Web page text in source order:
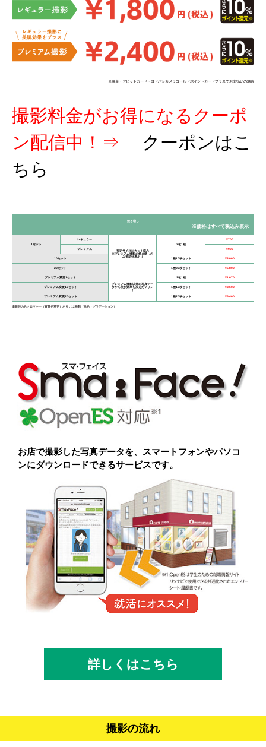
※現金・デビットカード・ヨドバシカメラゴールドポイントカードプラスでお支払いの場合
撮影料金がお得になるクーポ
ン配信中！⇒ クーポンはこ
ちら
焼き増し
※価格はすべて税込み表示
1セット
レギュラー
指定サイズにカット済み
※プレミアム撮影の焼き増しの
み美肌効果あり
2枚1組
¥700
プレミアム ¥990
10セット 1種10枚セット ¥3,000
20セット 1種20枚セット ¥5,800
プレミアム変更1セット
プレミアム撮影以外の写真デー
タから美肌効果を加えたプリン
ト
2枚1組 ¥1,670
プレミアム変更10セット 1種10枚セット ¥3,600
プレミアム変更20セット 1種20枚セット ¥6,400
撮影時のみクロマキー（背景色変更）あり：12種類（単色・グラデーション）
お店で撮影した写真データを、スマートフォンやパソコ
ンにダウンロードできるサービスです。
詳しくはこちら
撮影の流れ